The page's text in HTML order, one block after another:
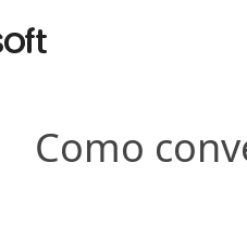
Como